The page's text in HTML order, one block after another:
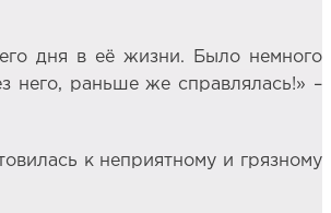
дня в её жизни. Было немного
него, раньше же справлялась!» –
к неприятному и грязному